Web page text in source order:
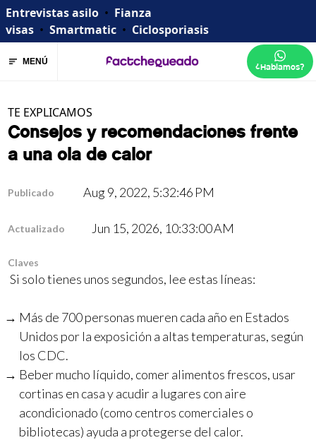
Entrevistas asilo • Fianza
visas • Smartmatic • Ciclosporiasis
MENÚ ¿Hablamos?
TE EXPLICAMOS
Consejos y recomendaciones frente
a una ola de calor
Publicado Aug 9, 2022, 5:32:46 PM
Actualizado Jun 15, 2026, 10:33:00 AM
Claves
Si solo tienes unos segundos, lee estas líneas:
Más de 700 personas mueren cada año en Estados
Unidos por la exposición a altas temperaturas, según
los CDC.
Beber mucho líquido, comer alimentos frescos, usar
cortinas en casa y acudir a lugares con aire
acondicionado (como centros comerciales o
bibliotecas) ayuda a protegerse del calor.